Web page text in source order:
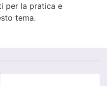
per la pratica e
tema.